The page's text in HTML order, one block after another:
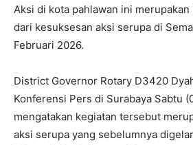
Aksi di kota pahlawan ini
dari kesuksesan aksi serupa di
Februari 2026.
District Governor Rotary D3420
Konferensi Pers di Surabaya Sabtu
mengatakan kegiatan tersebut
aksi serupa yang sebelumnya